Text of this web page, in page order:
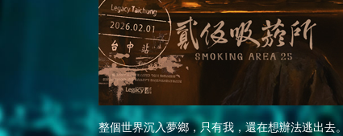
整個世界沉入夢鄉，只有我，還在想辦法逃出去。